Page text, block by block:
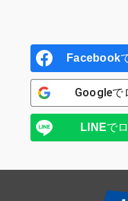
Facebook
Googleで
LINEで